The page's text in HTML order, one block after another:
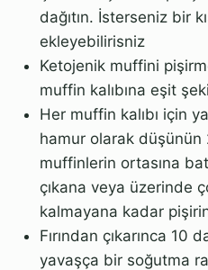
dağıtın. İsterseniz bir
ekleyebilirisniz
Ketojenik muffini
muffin kalıbına eşit
Her muffin kalıbı için
hamur olarak düşünün
muffinlerin ortasına
çıkana veya üzerinde
kalmayana kadar
Fırından çıkarınca 10
yavaşça bir soğutma